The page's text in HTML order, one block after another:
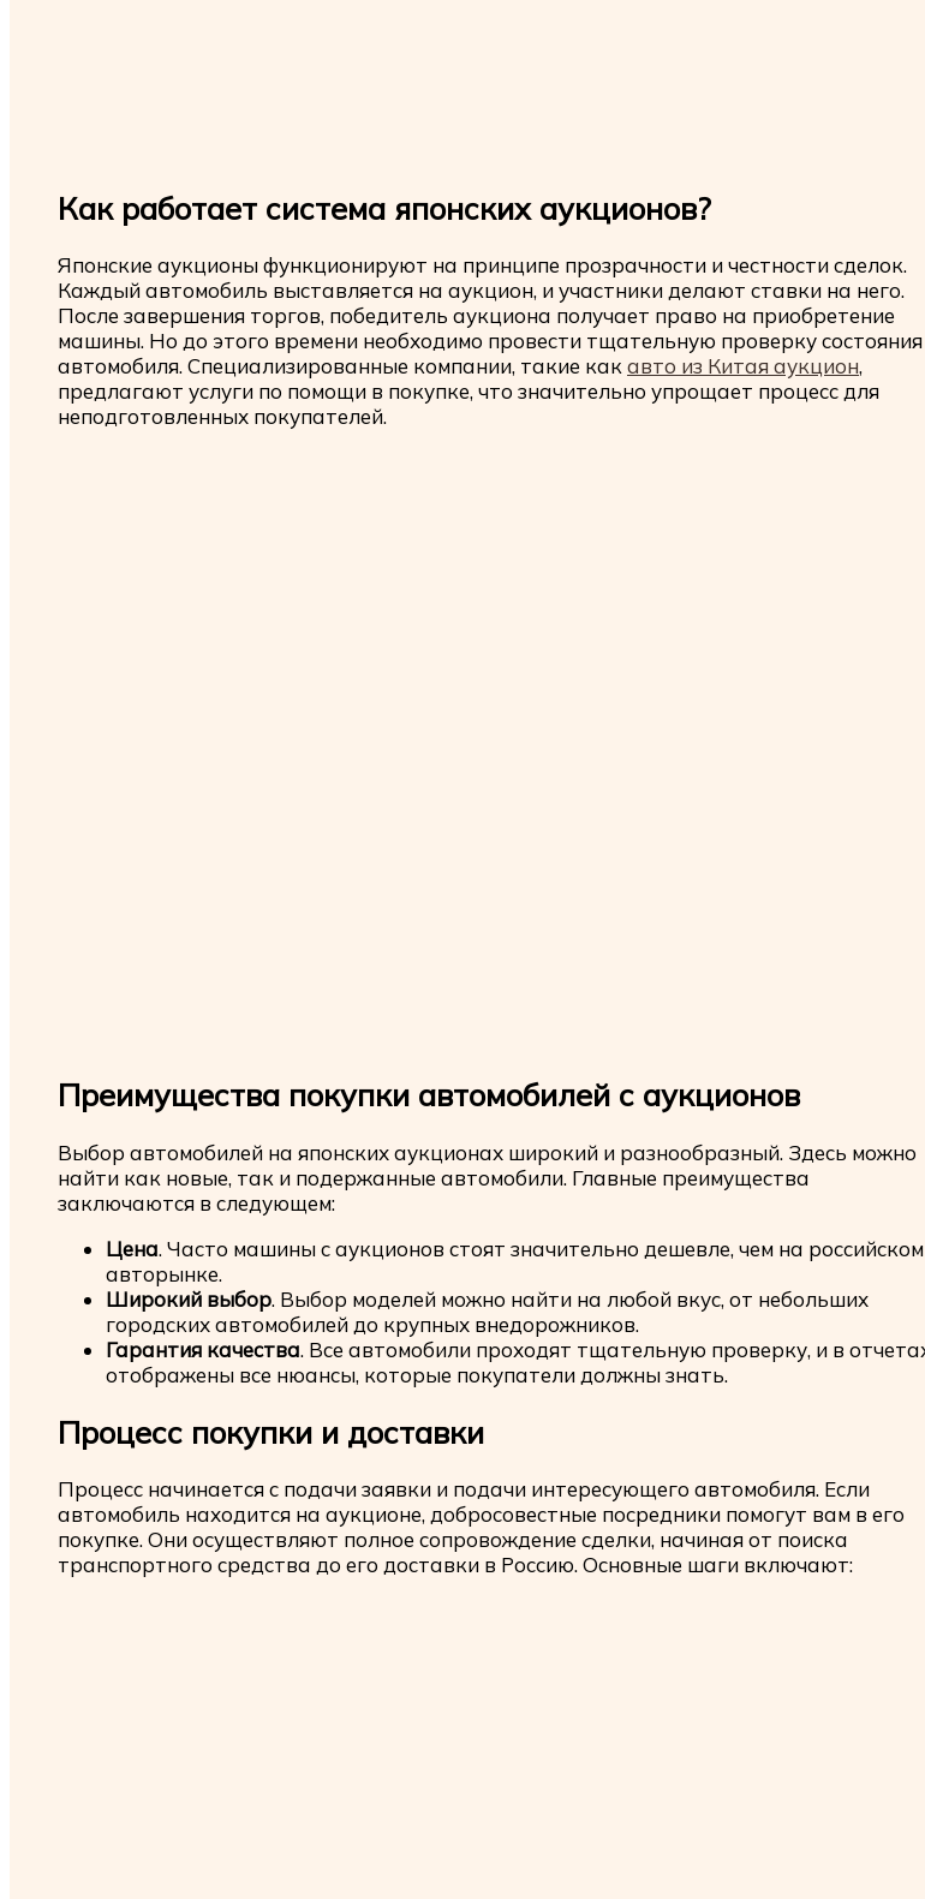
Как работает система японских аукционов?
Японские аукционы функционируют на принципе прозрачности и честности сделок.
Каждый автомобиль выставляется на аукцион, и участники делают ставки на него.
После завершения торгов, победитель аукциона получает право на приобретение
машины. Но до этого времени необходимо провести тщательную проверку состояния
автомобиля. Специализированные компании, такие какавто из Китая аукцион,
предлагают услуги по помощи в покупке, что значительно упрощает процесс для
неподготовленных покупателей.
Преимущества покупки автомобилей с аукционов
Выбор автомобилей на японских аукционах широкий и разнообразный. Здесь можно
найти как новые, так и подержанные автомобили. Главные преимущества
заключаются в следующем:
Цена. Часто машины с аукционов стоят значительно дешевле, чем на российском
авторынке.
Широкий выбор. Выбор моделей можно найти на любой вкус, от небольших
городских автомобилей до крупных внедорожников.
Гарантия качества. Все автомобили проходят тщательную проверку, и в
отображены все нюансы, которые покупатели должны знать.
Процесс покупки и доставки
Процесс начинается с подачи заявки и подачи интересующего автомобиля. Если
автомобиль находится на аукционе, добросовестные посредники помогут вам в его
покупке. Они осуществляют полное сопровождение сделки, начиная от поиска
транспортного средства до его доставки в Россию. Основные шаги включают: